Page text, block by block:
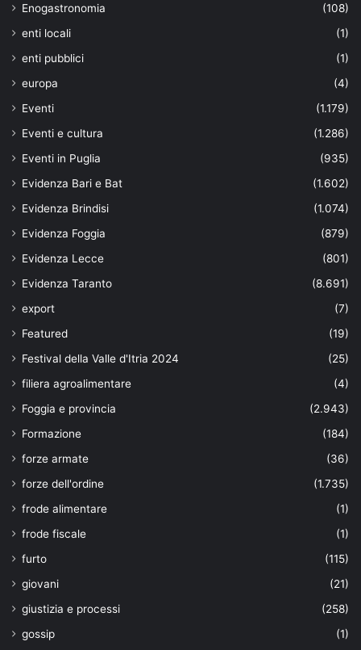
Enogastronomia
(108)
enti locali
(1)
enti pubblici
(1)
europa
(4)
Eventi
(1.179)
Eventi e cultura
(1.286)
Eventi in Puglia
(935)
Evidenza Bari e Bat
(1.602)
Evidenza Brindisi
(1.074)
Evidenza Foggia
(879)
Evidenza Lecce
(801)
Evidenza Taranto
(8.691)
export
(7)
Featured
(19)
Festival della Valle d'Itria 2024
(25)
filiera agroalimentare
(4)
Foggia e provincia
(2.943)
Formazione
(184)
forze armate
(36)
forze dell'ordine
(1.735)
frode alimentare
(1)
frode fiscale
(1)
furto
(115)
giovani
(21)
giustizia e processi
(258)
gossip
(1)